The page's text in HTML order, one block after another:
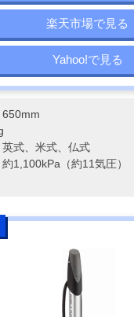
楽天市場で見る
Yahoo!で見る
英式、米式、仏式
約1,100kPa（約11気圧）